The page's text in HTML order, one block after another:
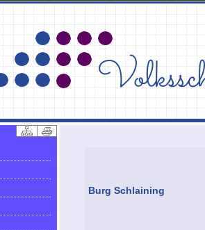
Burg Schlaining